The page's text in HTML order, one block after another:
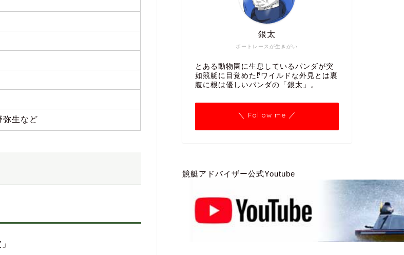
弥生など
ボートレースが生きがい
銀太
とある動物園に生息しているパンダが突
如競艇に目覚めた⁉ワイルドな外見とは裏
腹に根は優しいパンダの「銀太」。
＼ Follow me ／
競艇アドバイザー公式Youtube